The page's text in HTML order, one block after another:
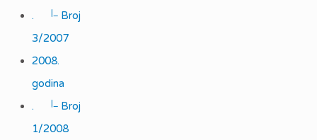
.
|_
Broj
3/2007
2008.
godina
.
|_
Broj
1/2008